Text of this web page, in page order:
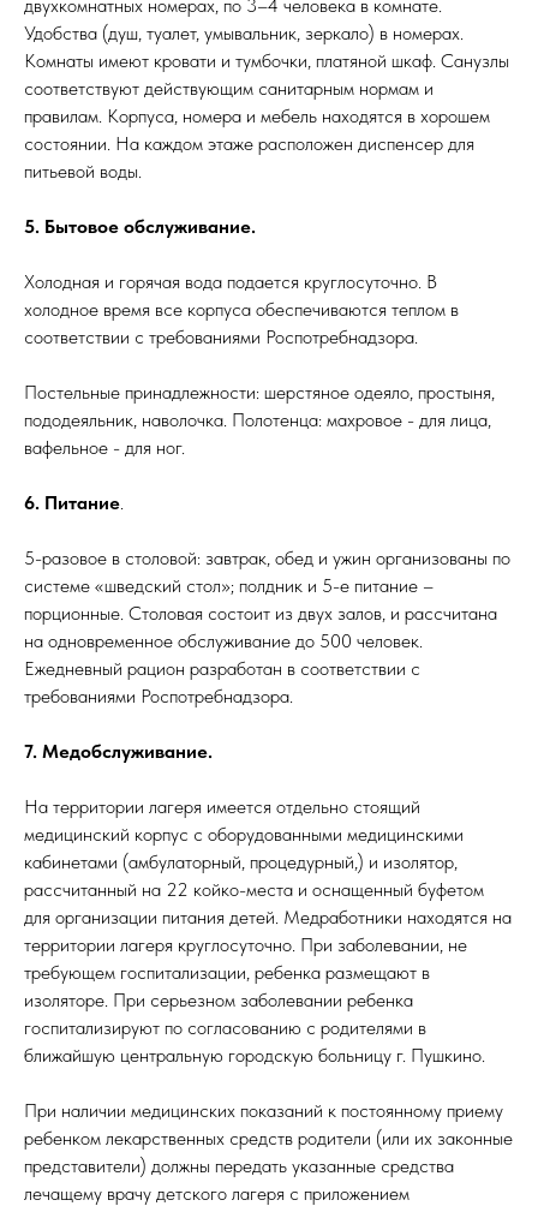
двухкомнатных номерах, по 3–4 человека в комнате.
Удобства (душ, туалет, умывальник, зеркало) в номерах.
Комнаты имеют кровати и тумбочки, платяной шкаф. Санузлы
соответствуют действующим санитарным нормам и
правилам. Корпуса, номера и мебель находятся в хорошем
состоянии. На каждом этаже расположен диспенсер для
питьевой воды.
5. Бытовое обслуживание.
Холодная и горячая вода подается круглосуточно. В
холодное время все корпуса обеспечиваются теплом в
соответствии с требованиями Роспотребнадзора.
Постельные принадлежности: шерстяное одеяло, простыня,
пододеяльник, наволочка. Полотенца: махровое - для лица,
вафельное - для ног.
6. Питание.
5-разовое в столовой: завтрак, обед и ужин организованы по
системе «шведский стол»; полдник и 5-е питание –
порционные. Столовая состоит из двух залов, и рассчитана
на одновременное обслуживание до 500 человек.
Ежедневный рацион разработан в соответствии с
требованиями Роспотребнадзора.
7. Медобслуживание.
На территории лагеря имеется отдельно стоящий
медицинский корпус с оборудованными медицинскими
кабинетами (амбулаторный, процедурный,) и изолятор,
рассчитанный на 22 койко-места и оснащенный буфетом
для организации питания детей. Медработники находятся на
территории лагеря круглосуточно. При заболевании, не
требующем госпитализации, ребенка размещают в
изоляторе. При серьезном заболевании ребенка
госпитализируют по согласованию с родителями в
ближайшую центральную городскую больницу г. Пушкино.
При наличии медицинских показаний к постоянному приему
ребенком лекарственных средств родители (или их законные
представители) должны передать указанные средства
лечащему врачу детского лагеря с приложением